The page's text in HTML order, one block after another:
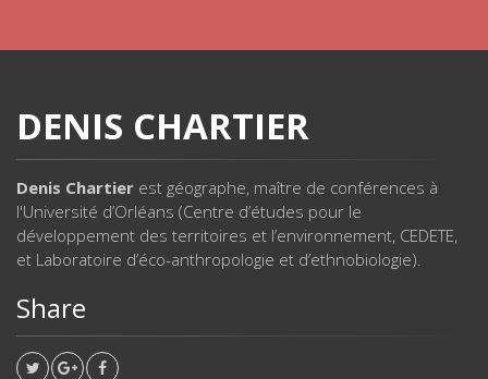
DENIS CHARTIER
Denis Chartier est géographe, maître de conférences à
l'Université d’Orléans (Centre d’études pour le
développement des territoires et l’environnement, CEDETE,
et Laboratoire d’éco-anthropologie et d’ethnobiologie).
Share